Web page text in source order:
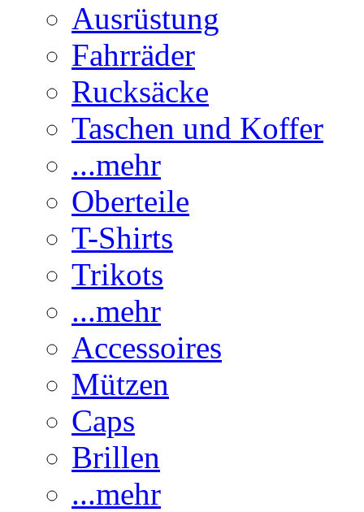
Ausrüstung
Fahrräder
Rucksäcke
Taschen und Koffer
...mehr
Oberteile
T-Shirts
Trikots
...mehr
Accessoires
Mützen
Caps
Brillen
...mehr